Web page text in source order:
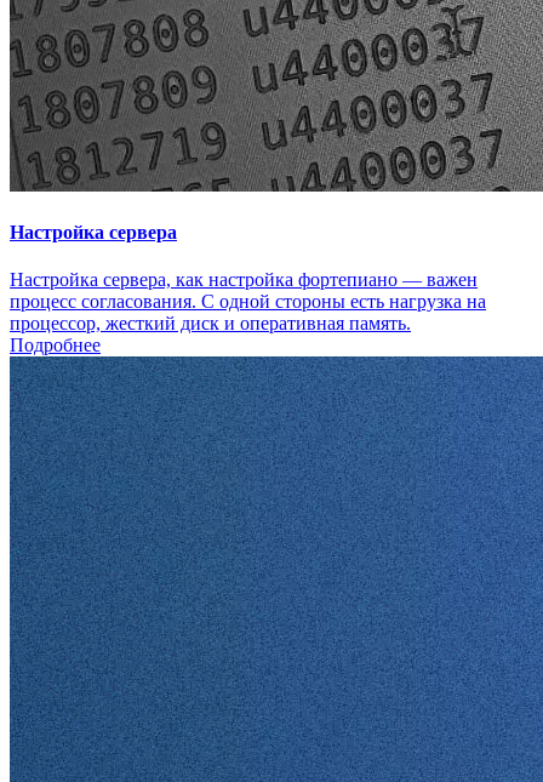
Настройка сервера
Настройка сервера, как настройка фортепиано — важен
процесс согласования. С одной стороны есть нагрузка на
процессор, жесткий диск и оперативная память.
Подробнее